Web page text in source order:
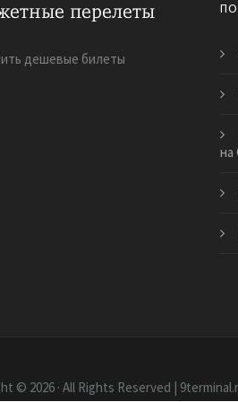
дешевые билеты
на
© 2026 · All Rights Reserved |